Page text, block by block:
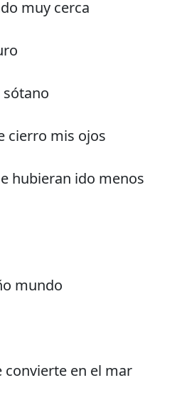
muy cerca
sótano
cierro mis ojos
hubieran ido menos
mundo
convierte en el mar